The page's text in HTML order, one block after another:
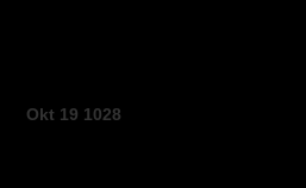
Okt 19 1028